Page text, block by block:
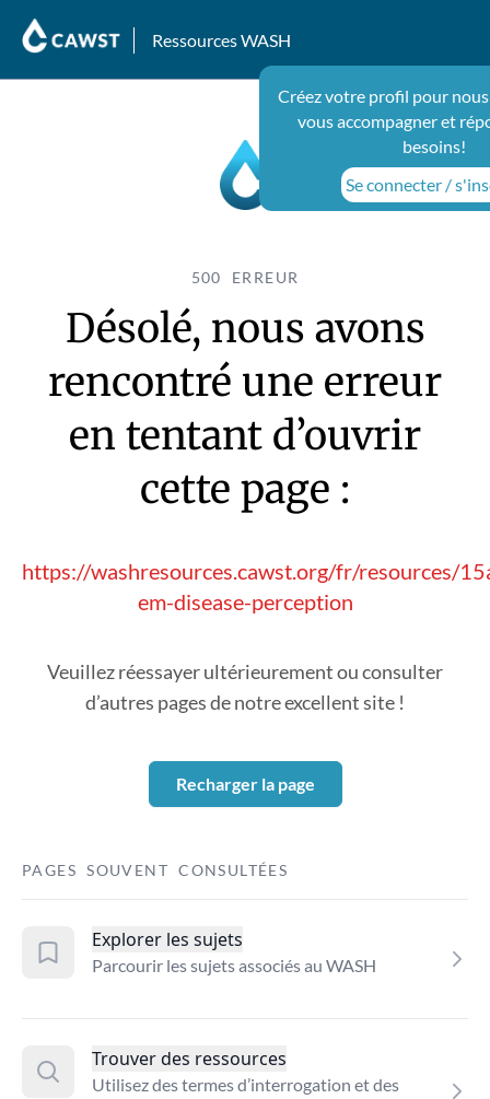
Ressources WASH
Créez votre profil pour
vous accompagner et
besoins!
Se connecter /
500 ERREUR
Désolé, nous avons
rencontré une erreur
en tentant d’ouvrir
cette page :
https://washresources.cawst.org/fr/resources/
em-disease-perception
Veuillez réessayer ultérieurement ou consulter
d’autres pages de notre excellent site !
Recharger la page
PAGES SOUVENT CONSULTÉES
Explorer les sujets
Parcourir les sujets associés au WASH
Trouver des ressources
Utilisez des termes d’interrogation et des